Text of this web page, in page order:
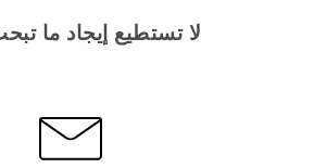
لا تستطيع إيجاد ما